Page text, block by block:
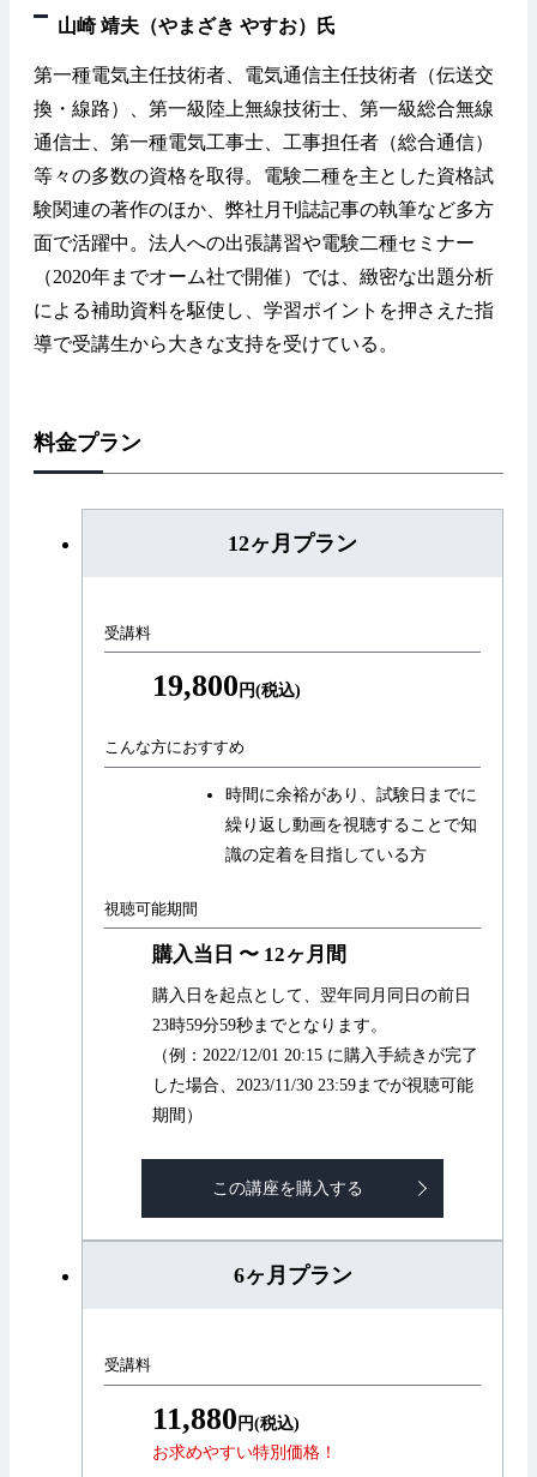
山崎 靖夫（やまざき やすお）氏
第一種電気主任技術者、電気通信主任技術者（伝送交
換・線路）、第一級陸上無線技術士、第一級総合無線
通信士、第一種電気工事士、工事担任者（総合通信）
等々の多数の資格を取得。電験二種を主とした資格試
験関連の著作のほか、弊社月刊誌記事の執筆など多方
面で活躍中。法人への出張講習や電験二種セミナー
（2020年までオーム社で開催）では、緻密な出題分析
による補助資料を駆使し、学習ポイントを押さえた指
導で受講生から大きな支持を受けている。
料金プラン
12ヶ月プラン
受講料
19,800 円(税込)
こんな方におすすめ
時間に余裕があり、試験日までに
繰り返し動画を視聴することで知
識の定着を目指している方
視聴可能期間
購入当日 〜 12ヶ月間
購入日を起点として、翌年同月同日の前日
23時59分59秒までとなります。
（例：2022/12/01 20:15 に購入手続きが完了
した場合、2023/11/30 23:59までが視聴可能
期間）
この講座を購入する
6ヶ月プラン
受講料
11,880 円(税込)
お求めやすい特別価格！